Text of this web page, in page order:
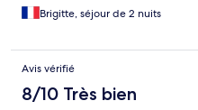
Brigitte, séjour de 2 nuits
Avis vérifié
8/10 Très bien